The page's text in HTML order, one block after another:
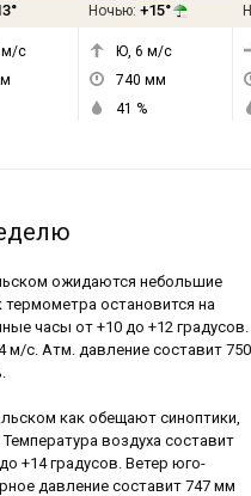
м/с
Ночью: +15°
Ю, 6 м/с
740 мм
41 %
ожидаются небольшие
остановится на
часы от +10 до +12 градусов.
м/с. Атм. давление составит 750
как обещают синоптики,
воздуха составит
+14 градусов. Ветер юго-
давление составит 747 мм